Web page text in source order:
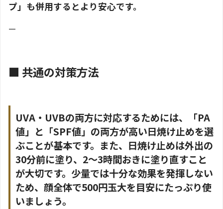
プ」も併用するとより安心です。
—
■ 共通の対策方法
UVA・UVBの両方に対応するためには、「PA
値」と「SPF値」の両方が高い日焼け止めを選
ぶことが基本です。また、日焼け止めは外出の
30分前に塗り、2〜3時間おきに塗り直すこと
が大切です。少量では十分な効果を発揮しない
ため、顔全体で500円玉大を目安にたっぷり使
いましょう。